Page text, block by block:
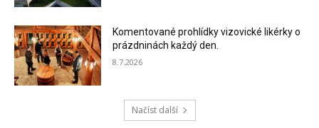
Komentované prohlídky vizovické likérky o
prázdninách každý den.
8.7.2026
Načíst další